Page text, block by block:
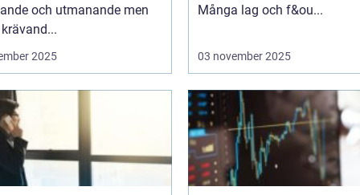
och utmanande men
2025
Många lag och f&ou...
03 november 2025